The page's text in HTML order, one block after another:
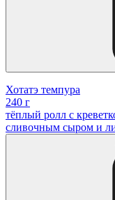
Хотатэ темпура
240 г
тёплый ролл с
сливочным сыром и